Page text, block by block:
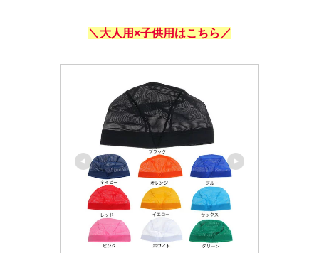
＼大人用×子供用はこちら／